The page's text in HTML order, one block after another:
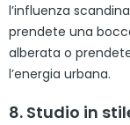
l’influenza
prendete una
alberata o
l’energia urbana.
8. Studio in